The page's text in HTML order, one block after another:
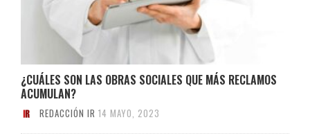
¿CUÁLES SON LAS OBRAS SOCIALES QUE MÁS RECLAMOS
ACUMULAN?
REDACCIÓN IR 14 MAYO, 2023